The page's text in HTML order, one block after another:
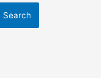
Search